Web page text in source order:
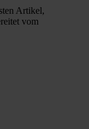
Artikel,
vom